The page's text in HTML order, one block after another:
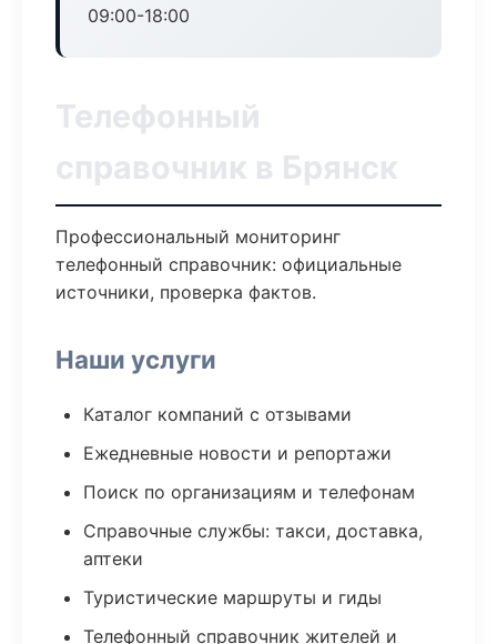
09:00-18:00
Телефонный
справочник в Брянск
Профессиональный мониторинг
телефонный справочник: официальные
источники, проверка фактов.
Наши услуги
Каталог компаний с отзывами
Ежедневные новости и репортажи
Поиск по организациям и телефонам
Справочные службы: такси, доставка,
аптеки
Туристические маршруты и гиды
Телефонный справочник жителей и